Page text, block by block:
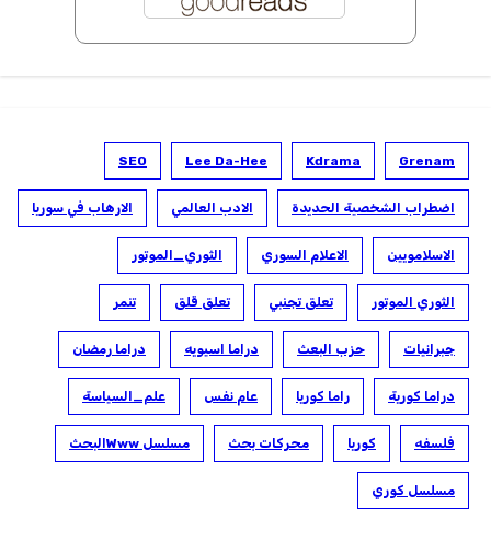
Grenam
Kdrama
Lee Da-Hee
SEO
اضطراب الشخصية الحديدة الادب العالمي الارهاب في سوريا
الاسلامويين الاعلام السوري الثوري_الموتور
الثوري الموتور تعلق تجنبي تعلق قلق تنمر
جبرانيات حزب البعث دراما اسيويه دراما رمضان
دراما كورية راما كوريا عام نفس علم_السياسة
فلسفه كوريا محركات بحث مسلسل Wwwالبحث
مسلسل كوري